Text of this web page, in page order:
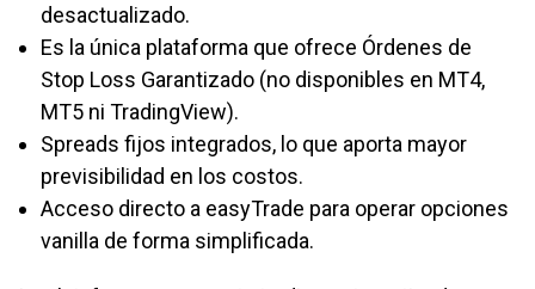
desactualizado.
Es la única plataforma que ofrece Órdenes de
Stop Loss Garantizado (no disponibles en MT4,
MT5 ni TradingView).
Spreads fijos integrados, lo que aporta mayor
previsibilidad en los costos.
Acceso directo a easyTrade para operar opciones
vanilla de forma simplificada.